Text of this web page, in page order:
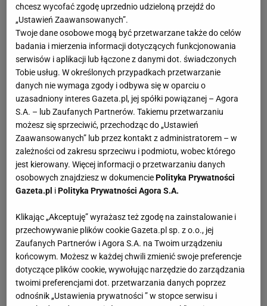
chcesz wycofać zgodę uprzednio udzieloną przejdź do
„Ustawień Zaawansowanych”.
Twoje dane osobowe mogą być przetwarzane także do celów
badania i mierzenia informacji dotyczących funkcjonowania
serwisów i aplikacji lub łączone z danymi dot. świadczonych
Tobie usług. W określonych przypadkach przetwarzanie
danych nie wymaga zgody i odbywa się w oparciu o
uzasadniony interes Gazeta.pl, jej spółki powiązanej – Agora
S.A. – lub Zaufanych Partnerów. Takiemu przetwarzaniu
możesz się sprzeciwić, przechodząc do „Ustawień
Zaawansowanych” lub przez kontakt z administratorem – w
zależności od zakresu sprzeciwu i podmiotu, wobec którego
jest kierowany. Więcej informacji o przetwarzaniu danych
osobowych znajdziesz w dokumenciePolityka Prywatności
Gazeta.pl iPolityka Prywatności Agora S.A.
Klikając „Akceptuję” wyrażasz też zgodę na zainstalowanie i
przechowywanie plików cookie Gazeta.pl sp. z o.o., jej
Zaufanych Partnerów i Agora S.A. na Twoim urządzeniu
końcowym. Możesz w każdej chwili zmienić swoje preferencje
dotyczące plików cookie, wywołując narzędzie do zarządzania
twoimi preferencjami dot. przetwarzania danych poprzez
odnośnik „Ustawienia prywatności ” w stopce serwisu i